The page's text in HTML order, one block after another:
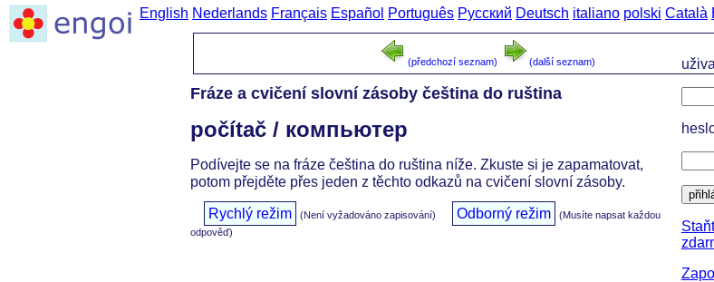
English Nederlands Français Español Português Русский Deutsch italiano polski Català
(předchozí seznam) (další seznam)
Fráze a cvičení slovní zásoby čeština do ruština
počítač / компьютер
Podívejte se na fráze čeština do ruština níže. Zkuste si je zapamatovat,
potom přejděte přes jeden z těchto odkazů na cvičení slovní zásoby.
Rychlý režim (Není vyžadováno zapisování) Odborný režim
(Musíte napsat každou
odpověď)